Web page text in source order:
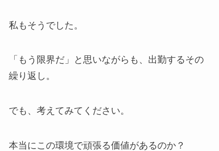
私もそうでした。
「もう限界だ」と思いながらも、出勤するその
繰り返し。
でも、考えてみてください。
本当にこの環境で頑張る価値があるのか？